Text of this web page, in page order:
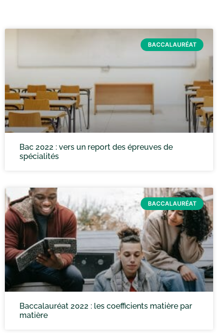
BACCALAURÉAT
Bac 2022 : vers un report des épreuves de
spécialités
BACCALAURÉAT
Baccalauréat 2022 : les coefficients matière par
matière